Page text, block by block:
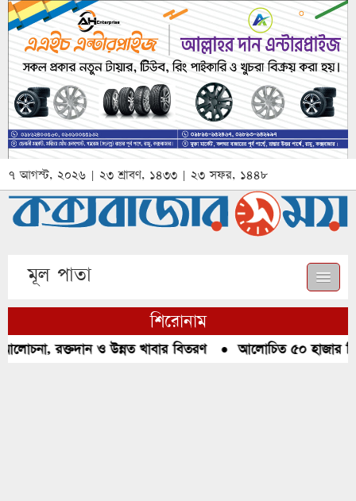
৭ আগস্ট, ২০২৬ | ২৩ শ্রাবণ, ১৪৩৩ | ২৩ সফর, ১৪৪৮
মূল পাতা
শিরোনাম
রক্তদান ও উন্নত খাবার বিতরণ●আলোচিত ৫০ হাজার পিস